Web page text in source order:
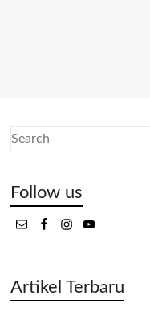
Follow us
Artikel Terbaru